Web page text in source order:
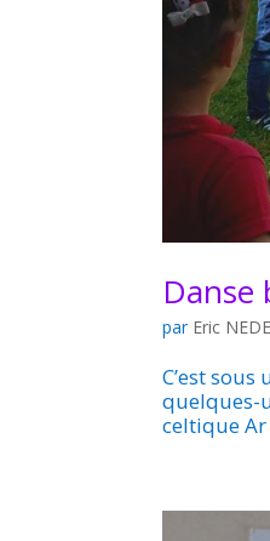
Danse
par Eric
C’est
quelques-
celtique